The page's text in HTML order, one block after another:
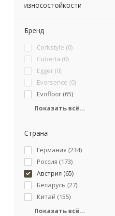
износостойкости
Бренд
Corkstyle (0)
Cuberta (0)
Egger (0)
Eversence (0)
Evofloor (65)
Показать всё...
Страна
Германия (234)
Россия (173)
Австрия (65)
Беларусь (27)
Китай (155)
Показать всё...